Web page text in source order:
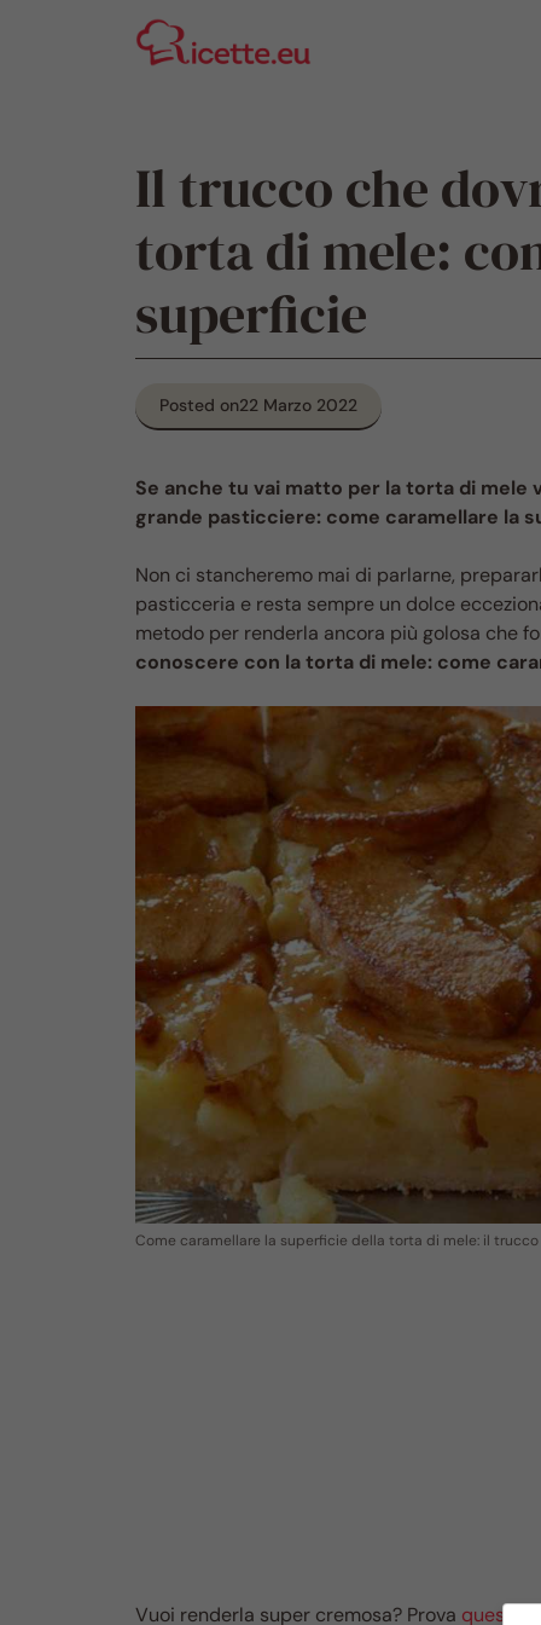
Il trucco che
torta di mele:
superficie
Posted on22 Marzo 2022
Se anche tu vai matto per la torta di
grande pasticciere: come caramellare la
Non ci stancheremo mai di parlarne,
pasticceria e resta sempre un dolce
metodo per renderla ancora più golosa che
conoscere con la torta di mele: come
Come caramellare la superficie della torta di mele: il
Vuoi renderla super cremosa? Prova questa